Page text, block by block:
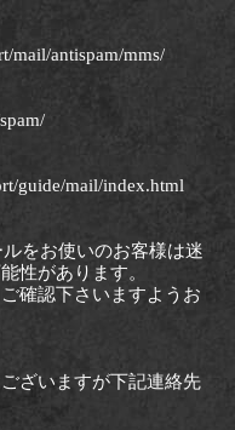
mail/antispam/mms/
guide/mail/index.html
をお使いのお客様は迷
性があります。
確認下さいますようお
ざいますが下記連絡先